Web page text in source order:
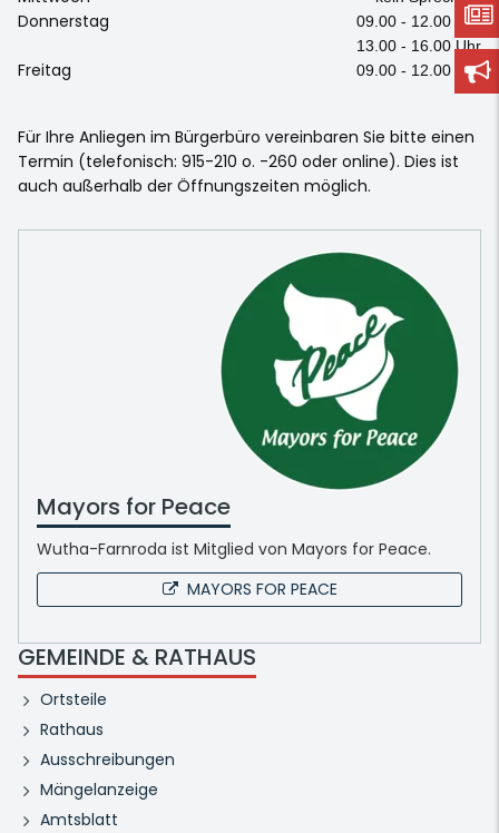
Donnerstag
09.00 - 12.00 Uhr
13.00 - 16.00 Uhr
Freitag 09.00 - 12.00 Uhr
Für Ihre Anliegen im Bürgerbüro vereinbaren Sie bitte einen
Termin (telefonisch: 915-210 o. -260 oder online). Dies ist
auch außerhalb der Öffnungszeiten möglich.
Mayors for Peace
Wutha-Farnroda ist Mitglied von Mayors for Peace.
MAYORS FOR PEACE
GEMEINDE & RATHAUS
Ortsteile
Rathaus
Ausschreibungen
Mängelanzeige
Amtsblatt